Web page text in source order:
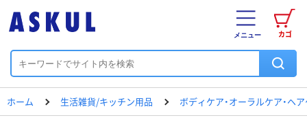
カゴ
メニュー
ホーム 生活雑貨/キッチン用品 ボディケア・オーラルケア・ヘ